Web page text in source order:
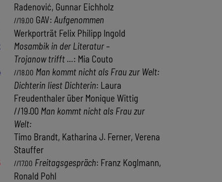
Radenović, Gunnar Eichholz
//19.00 GAV: Aufgenommen
Werkporträt Felix Philipp Ingold
Mosambik in der Literatur –
Trojanow trifft …: Mia Couto
//18.00 Man kommt nicht als Frau zur Welt:
Dichterin liest Dichterin: Laura
Freudenthaler über Monique Wittig
//19.00 Man kommt nicht als Frau zur
Welt:
Timo Brandt, Katharina J. Ferner, Verena
Stauffer
//17.00 Freitagsgespräch: Franz Koglmann,
Ronald Pohl